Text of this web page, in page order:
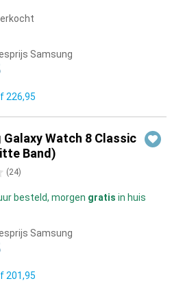
Samsung
226,95
Galaxy Watch 8 Classic
Band)
(24)
besteld, morgen gratis in huis
Samsung
201,95